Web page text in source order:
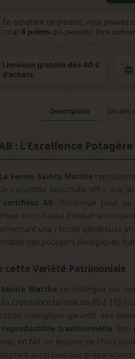
En achetant ce produit, vous pouvez
total 4 points qui peuvent être
Livraison gratuite dès 40 €
d'achats
redeem
Description
: L'Excellence
Ferme Sainte Marthe
Cucurbita moschata offre aux
AB. Reconnue pour
et coureuse produit en
une récolte généreuse
des potagers biologiques
cette Variété Patrimoniale
Marthe se distingue par
croissance tardive de 80 à 110
biologique garantit des
reproductible traditionnelle. Son
en fait un légume de choix
aussi bien aux